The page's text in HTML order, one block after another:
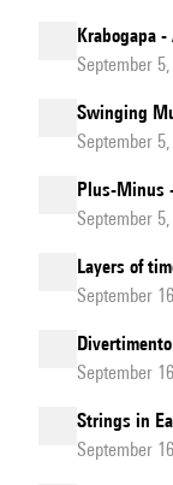
Krabogapa
September
Swinging
September
Plus-Minus
September
Layers of
September
September
Strings in
September